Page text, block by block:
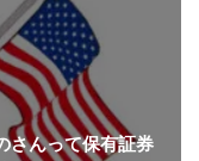
さんって保有証券